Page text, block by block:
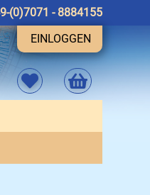
(0)7071 - 8884155
EINLOGGEN